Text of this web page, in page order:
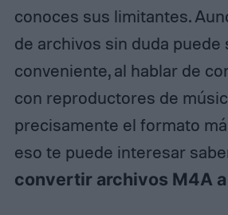
conoces sus limitantes.
de archivos sin duda puede
conveniente, al hablar de
con reproductores de
precisamente el formato
eso te puede interesar
convertir archivos M4A